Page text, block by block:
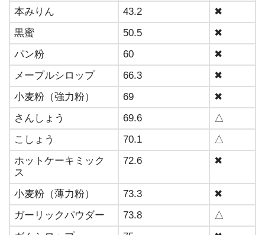
本みりん
43.2
✖
黒蜜
50.5
✖
パン粉
60
✖
メープルシロップ
66.3
✖
小麦粉（強力粉）
69
✖
さんしょう
69.6
△
こしょう
70.1
△
ホットケーキミック
ス
72.6 ✖
小麦粉（薄力粉） 73.3
✖
ガーリックパウダー
73.8
△